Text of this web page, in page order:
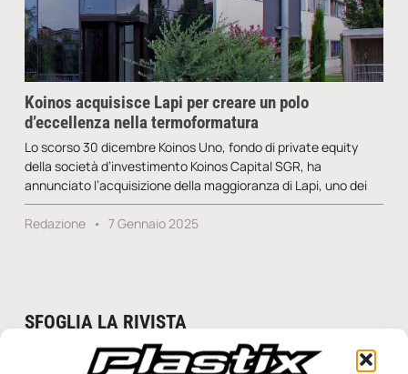
Koinos acquisisce Lapi per creare un polo
d’eccellenza nella termoformatura
Lo scorso 30 dicembre Koinos Uno, fondo di private equity
della società d’investimento Koinos Capital SGR, ha
annunciato l’acquisizione della maggioranza di Lapi, uno dei
Redazione 7 Gennaio 2025
SFOGLIA LA RIVISTA